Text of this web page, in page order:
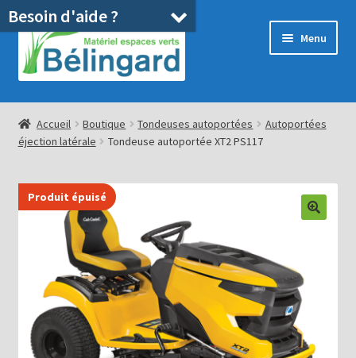
Aller
la
Aller
au
contenu
Menu
Accueil
Boutique
Location
Pièces détachées/SAV
Ouvrir
Occasions
Blog
Accueil Boutique Tondeuses autoportées
Autoportées
éjection latérale
Tondeuse autoportée XT2 PS117
Produit épuisé
Besoin d'aide ?